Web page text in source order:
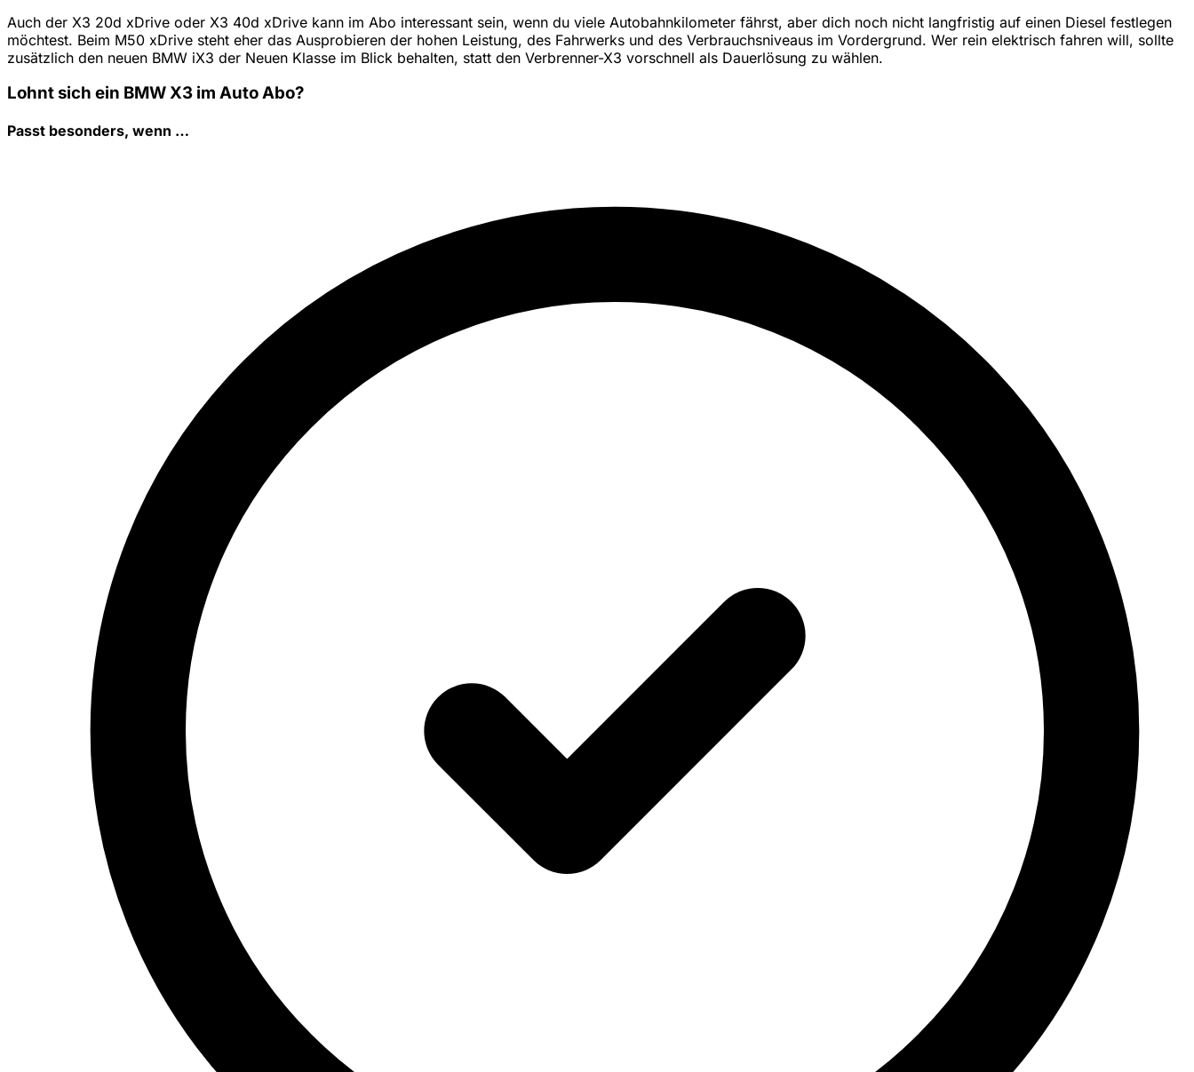
Auch der X3 20d xDrive oder X3 40d xDrive kann im Abo interessant sein, wenn du viele Autobahnkilometer fährst, aber dich noch nicht langfristig auf einen Diesel festlegen
möchtest. Beim M50 xDrive steht eher das Ausprobieren der hohen Leistung, des Fahrwerks und des Verbrauchsniveaus im Vordergrund. Wer rein elektrisch fahren will, sollte
zusätzlich den neuen BMW iX3 der Neuen Klasse im Blick behalten, statt den Verbrenner-X3 vorschnell als Dauerlösung zu wählen.
Lohnt sich ein BMW X3 im Auto Abo?
Passt besonders, wenn …